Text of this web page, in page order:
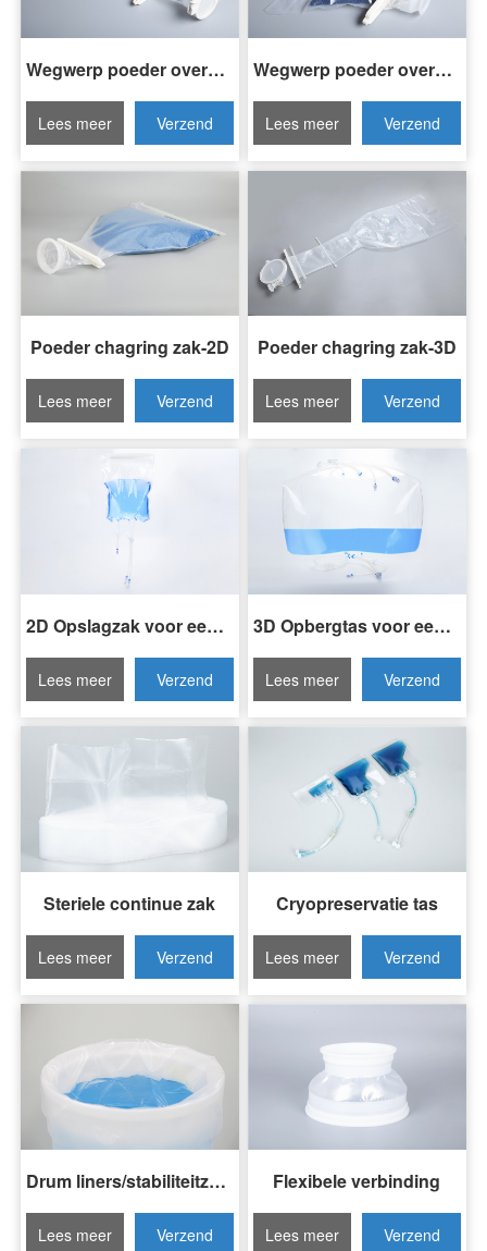
Wegwerp poeder overdracht zak H3-DPT05-04A
Lees meer
Verzend
Invraag
Wegwerp poeder overdracht zak H3-DPT03-03A
Lees meer
Verzend
Invraag
Poeder chagring zak-2D
Lees meer
Verzend
Invraag
Poeder chagring zak-3D
Lees meer
Verzend
Invraag
2D Opslagzak voor eenmalig gebruik
Lees meer
Verzend
Invraag
3D Opbergtas voor eenmalig gebruik
Lees meer
Verzend
Invraag
Steriele continue zak
Lees meer
Verzend
Invraag
Cryopreservatie tas
Lees meer
Verzend
Invraag
Drum liners/stabiliteitzakken
Lees meer
Verzend
Flexibele verbinding
Lees meer
Verzend